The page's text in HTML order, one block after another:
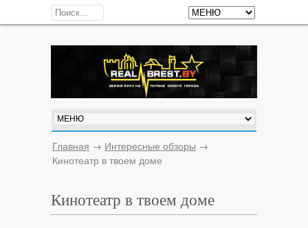
Главная → Интересные обзоры →
Кинотеатр в твоем доме
Кинотеатр в твоем доме